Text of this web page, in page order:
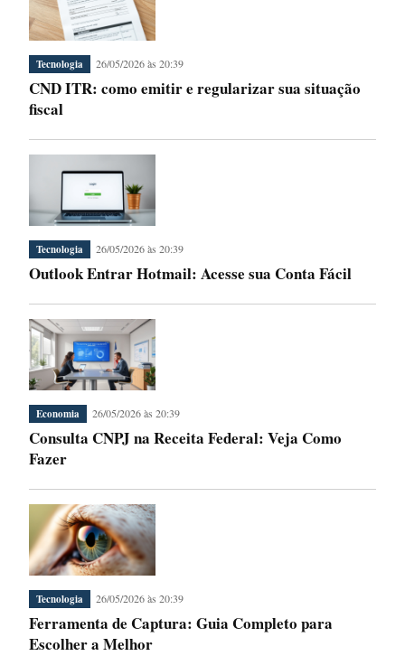
Tecnologia 26/05/2026 às 20:39
CND ITR: como emitir e regularizar sua situação
fiscal
Tecnologia 26/05/2026 às 20:39
Outlook Entrar Hotmail: Acesse sua Conta Fácil
Economia 26/05/2026 às 20:39
Consulta CNPJ na Receita Federal: Veja Como
Fazer
Tecnologia 26/05/2026 às 20:39
Ferramenta de Captura: Guia Completo para
Escolher a Melhor